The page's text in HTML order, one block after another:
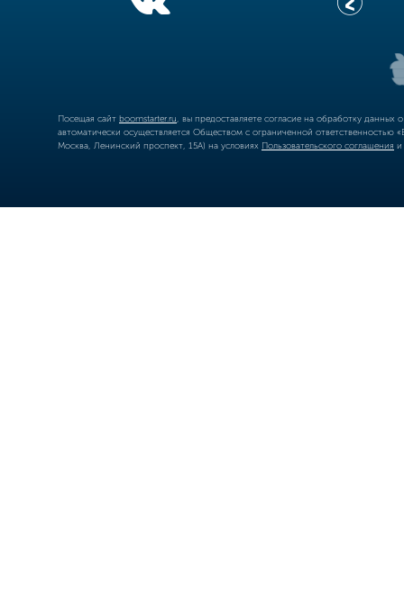
Посещая сайт boomstarter.ru , вы предоставляете согласие на обработку
автоматически осуществляется Обществом с ограниченной
Москва, Ленинский проспект, 15А) на условиях Пользовательского соглашения и